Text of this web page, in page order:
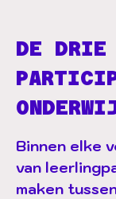
DE DRIE
Binnen elke
van
maken